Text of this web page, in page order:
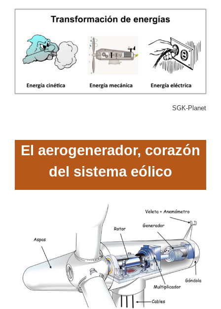
SGK-Planet
El aerogenerador, corazón
del sistema eólico